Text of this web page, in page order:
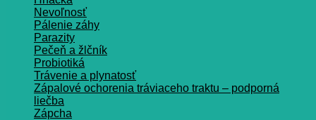
Nevoľnosť
Pálenie záhy
Parazity
Pečeň a žlčník
Probiotiká
Trávenie a plynatosť
Zápalové ochorenia tráviaceho traktu – podporná
liečba
Zápcha